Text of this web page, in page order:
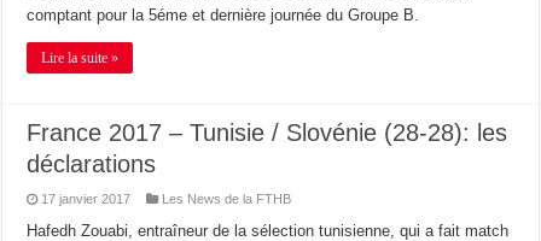
comptant pour la 5éme et dernière journée du Groupe B.
Lire la suite »
France 2017 – Tunisie / Slovénie (28-28): les
déclarations
17 janvier 2017 Les News de la FTHB
Hafedh Zouabi, entraîneur de la sélection tunisienne, qui a fait match